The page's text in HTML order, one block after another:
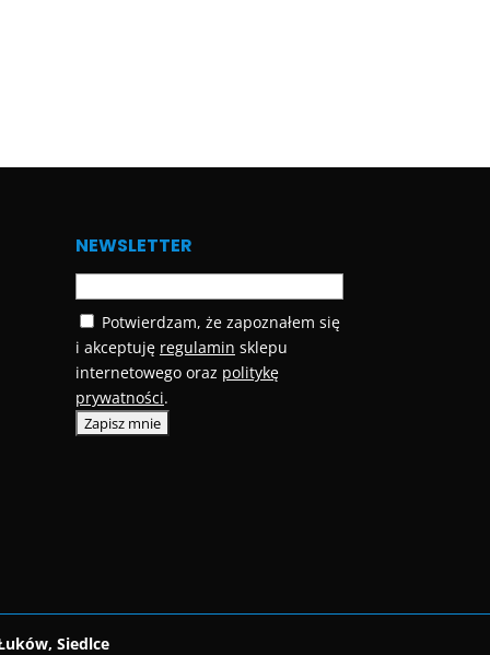
NEWSLETTER
Potwierdzam, że zapoznałem się
i akceptuję regulamin sklepu
internetowego oraz politykę
prywatności.
Siedlce